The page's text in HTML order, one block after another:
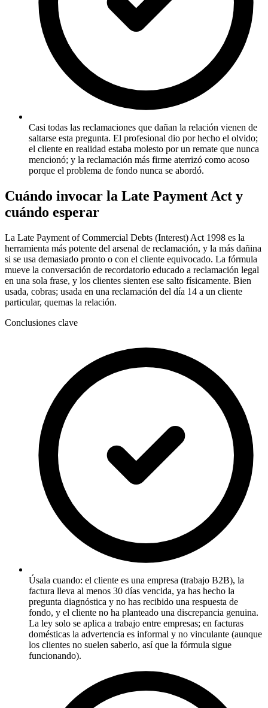
Casi todas las reclamaciones que dañan la relación vienen de
saltarse esta pregunta. El profesional dio por hecho el olvido;
el cliente en realidad estaba molesto por un remate que nunca
mencionó; y la reclamación más firme aterrizó como acoso
porque el problema de fondo nunca se abordó.
Cuándo invocar la Late Payment Act y
cuándo esperar
La Late Payment of Commercial Debts (Interest) Act 1998 es la
herramienta más potente del arsenal de reclamación, y la más dañina
si se usa demasiado pronto o con el cliente equivocado. La fórmula
mueve la conversación de recordatorio educado a reclamación legal
en una sola frase, y los clientes sienten ese salto físicamente. Bien
usada, cobras; usada en una reclamación del día 14 a un cliente
particular, quemas la relación.
Conclusiones clave
Úsala cuando: el cliente es una empresa (trabajo B2B), la
factura lleva al menos 30 días vencida, ya has hecho la
pregunta diagnóstica y no has recibido una respuesta de
fondo, y el cliente no ha planteado una discrepancia genuina.
La ley solo se aplica a trabajo entre empresas; en facturas
domésticas la advertencia es informal y no vinculante (aunque
los clientes no suelen saberlo, así que la fórmula sigue
funcionando).